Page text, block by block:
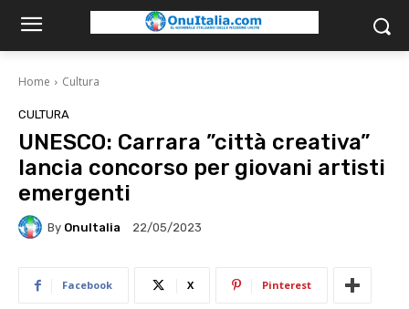
Home Cultura
CULTURA
UNESCO: Carrara ”città creativa”
lancia concorso per giovani artisti
emergenti
By OnuItalia 22/05/2023
Facebook X Pinterest